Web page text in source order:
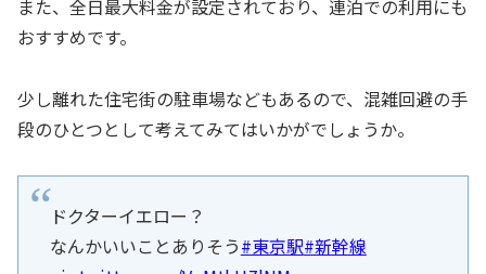
また、全日最大料金が設定されており、連泊での利用にも
おすすめです。
少し離れた住宅街の駐車場などもあるので、混雑回避の手
段のひとつとして考えてみてはいかがでしょうか。
ドクターイエロー？
なんかいいことありそう#東京駅#新幹線